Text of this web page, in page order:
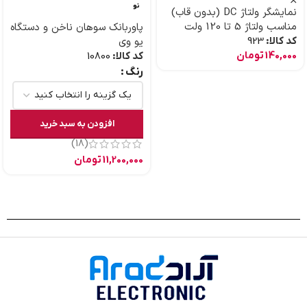
نمایشگر ولتاژ DC (بدون قاب)
مناسب ولتاژ 5 تا 120 ولت
کد کالا: 923
140,000تومان
نو
پاوربانک سوهان ناخن و دستگاه
یو وی
کد کالا: 10800
رنگ
افزودن به سبد خرید
(18)
11,200,000تومان